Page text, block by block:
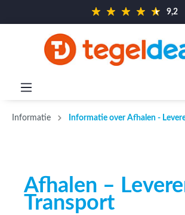
9,2
Informatie Informatie over Afhalen -
Afhalen –
Transport